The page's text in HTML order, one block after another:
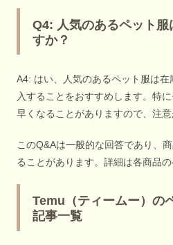
Q4: 人気のあるペット服
すか？
A4: はい、人気のあるペット服は
入することをおすすめします。特
早くなることがありますので、注意
このQ&Aは一般的な回答であり、
ることがあります。詳細は各商品
Temu（ティームー）の
記事一覧